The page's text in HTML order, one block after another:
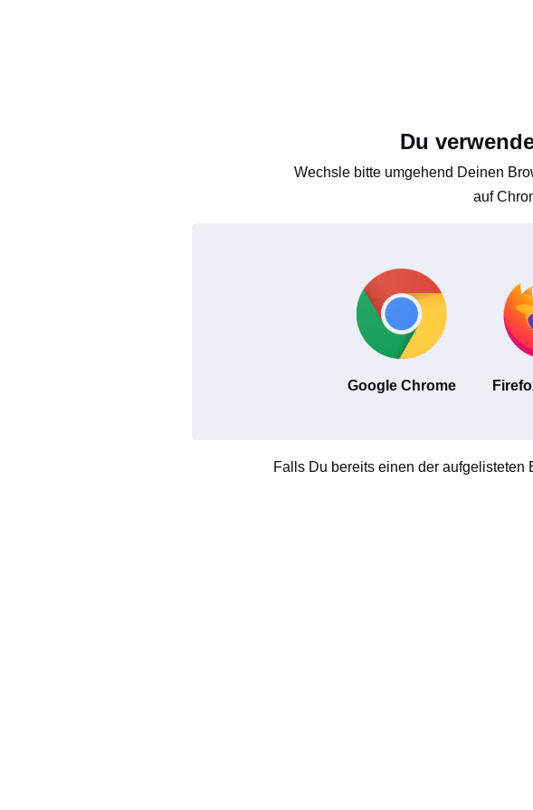
Du
Wechsle bitte umgehend Deinen
auf
Google Chrome
Falls Du bereits einen der aufgelisteten